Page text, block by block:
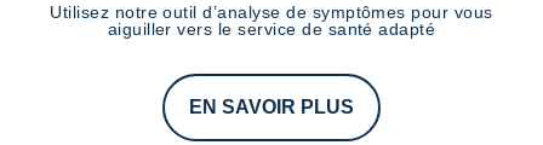
Utilisez notre outil d’analyse de symptômes pour vous
aiguiller vers le service de santé adapté
EN SAVOIR PLUS